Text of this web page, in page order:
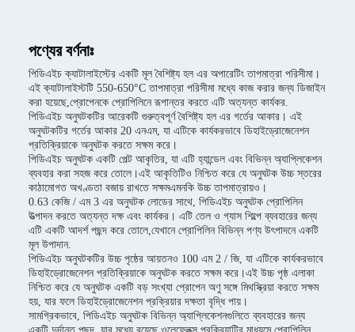
পণ্যের বর্ণনাঃ
পিডিএইচ ক্যাটালাইস্টের একটি মূল বৈশিষ্ট্য হল এর অপারেটিং তাপমাত্রা পরিসীমা।
এই ক্যাটালাইস্টটি 550-650°C তাপমাত্রা পরিসীমা মধ্যে কাজ করার জন্য ডিজাইন
করা হয়েছে,প্রোপেনকে প্রোপিলিনে রূপান্তর করতে এটি অত্যন্ত কার্যকর.
পিডিএইচ অনুঘটকটির আরেকটি গুরুত্বপূর্ণ বৈশিষ্ট্য হল এর গর্তের আকার। এই
অনুঘটকটির গর্তের আকার 20 এনএম, যা এটিকে কার্যকরভাবে ডিহাইড্রোজেনেশন
প্রতিক্রিয়াকে অনুঘটক করতে সক্ষম করে।
পিডিএইচ অনুঘটক একটি পেল্ট আকৃতির, যা এটি হ্যান্ডেল এবং বিভিন্ন অ্যাপ্লিকেশন
ব্যবহার করা সহজ করে তোলে।এই আকৃতিটিও নিশ্চিত করে যে অনুঘটক উচ্চ স্তরের
কাঠামোগত অখণ্ডতা বজায় রাখতে সক্ষমএমনকি উচ্চ তাপমাত্রায়ও।
0.63 কেজি / এম 3 এর অনুঘটক লোডের সাথে, পিডিএইচ অনুঘটক প্রোপিলিন
উত্পাদন করতে অত্যন্ত দক্ষ এবং কার্যকর। এটি তেল ও গ্যাস শিল্পে ব্যবহারের জন্য
এটি একটি আদর্শ পছন্দ করে তোলে,যেখানে প্রোপিলিন বিভিন্ন পণ্য উৎপাদনে একটি
মূল উপাদান.
পিডিএইচ অনুঘটকটির উচ্চ পৃষ্ঠের আয়তনও 100 এম 2 / জি, যা এটিকে কার্যকরভাবে
ডিহাইড্রোজেনেশন প্রতিক্রিয়াকে অনুঘটক করতে সক্ষম করে।এই উচ্চ পৃষ্ঠ এলাকা
নিশ্চিত করে যে অনুঘটক একটি বড় সংখ্যা প্রোপেন অণু সঙ্গে মিথস্ক্রিয়া করতে সক্ষম
হয়, যার ফলে ডিহাইড্রোজেনেশন প্রক্রিয়ার দক্ষতা বৃদ্ধি পায়।
সামগ্রিকভাবে, পিডিএইচ অনুঘটক বিভিন্ন অ্যাপ্লিকেশনগুলিতে ব্যবহারের জন্য